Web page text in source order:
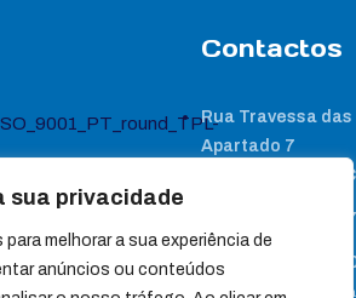
sua privacidade
melhorar a sua experiência de
anúncios ou conteúdos
Contactos
Rua Travessa das
Apartado 7
3440-358 Santa
(+351) 232 882 267
(+351) 232 888
Chamada para rede